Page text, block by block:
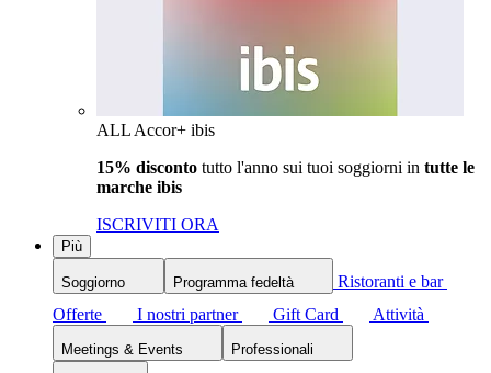
ALL Accor+ ibis
15% disconto tutto l'anno sui tuoi soggiorni in tutte le
marche ibis
ISCRIVITI ORA
Più
Soggiorno Programma fedeltà
Ristoranti e bar
Offerte
I nostri partner Gift Card Attività
Meetings & Events Professionali